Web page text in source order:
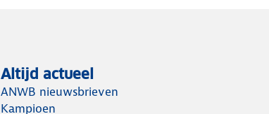
Altijd actueel
ANWB nieuwsbrieven
Kampioen